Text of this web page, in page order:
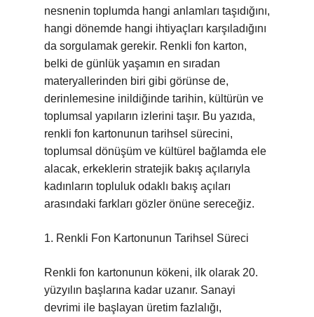
nesnenin toplumda hangi anlamları taşıdığını,
hangi dönemde hangi ihtiyaçları karşıladığını
da sorgulamak gerekir. Renkli fon karton,
belki de günlük yaşamın en sıradan
materyallerinden biri gibi görünse de,
derinlemesine inildiğinde tarihin, kültürün ve
toplumsal yapıların izlerini taşır. Bu yazıda,
renkli fon kartonunun tarihsel sürecini,
toplumsal dönüşüm ve kültürel bağlamda ele
alacak, erkeklerin stratejik bakış açılarıyla
kadınların topluluk odaklı bakış açıları
arasındaki farkları gözler önüne sereceğiz.
1. Renkli Fon Kartonunun Tarihsel Süreci
Renkli fon kartonunun kökeni, ilk olarak 20.
yüzyılın başlarına kadar uzanır. Sanayi
devrimi ile başlayan üretim fazlalığı,